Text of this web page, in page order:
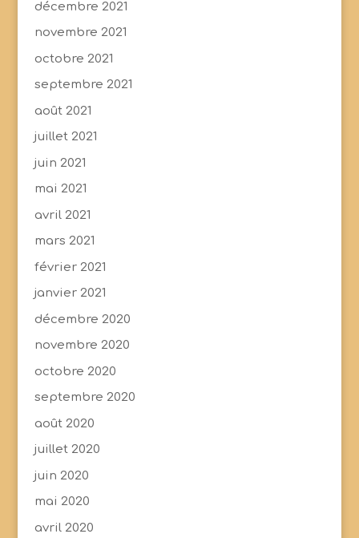
décembre 2021
novembre 2021
octobre 2021
septembre 2021
août 2021
juillet 2021
juin 2021
mai 2021
avril 2021
mars 2021
février 2021
janvier 2021
décembre 2020
novembre 2020
octobre 2020
septembre 2020
août 2020
juillet 2020
juin 2020
mai 2020
avril 2020